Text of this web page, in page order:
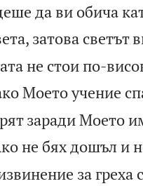
да ви обича
затова светът
не стои по-
Моето учение
заради Моето
не бях дошъл и
за греха